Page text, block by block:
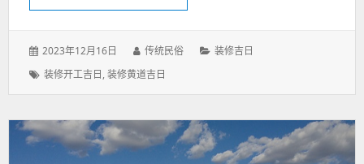
发
于：
2023年12月16日
作
传统民俗
分
装修吉日
标
装修开工吉日,装修黄道吉日